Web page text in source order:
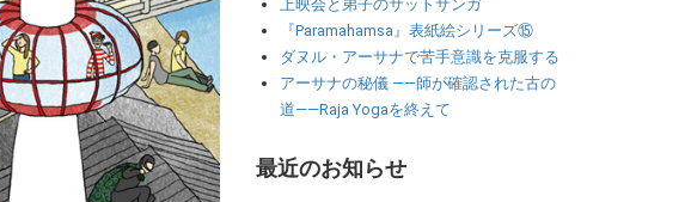
上映会と弟子のサットサンガ
『Paramahamsa』表紙絵シリーズ⑮
ダヌル・アーサナで苦手意識を克服する
アーサナの秘儀 ――師が確認された古の
道――Raja Yogaを終えて
最近のお知らせ